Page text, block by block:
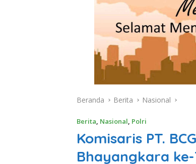
Beranda Berita Nasional
Berita, Nasional, Polri
Komisaris PT.
Bhayangkara ke-